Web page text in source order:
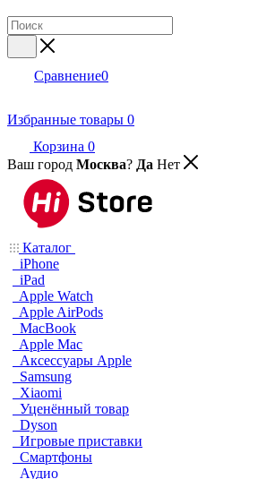
Сравнение0
Избранные товары 0
Корзина 0
Ваш город Москва? Да Нет
Каталог
iPhone
iPad
Apple Watch
Apple AirPods
MacBook
Apple Mac
Аксессуары Apple
Samsung
Xiaomi
Уценённый товар
Dyson
Игровые приставки
Смартфоны
Аудио